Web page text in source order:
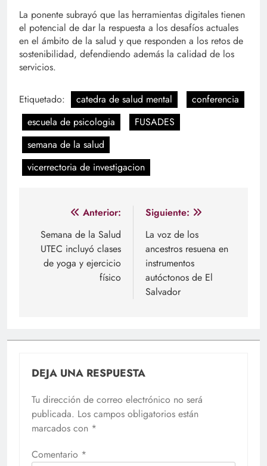
La ponente subrayó que las herramientas digitales tienen
el potencial de dar la respuesta a los desafíos actuales
en el ámbito de la salud y que responden a los retos de
sostenibilidad, defendiendo además la calidad de los
servicios.
Etiquetado: catedra de salud mental
conferencia
escuela de psicologia
FUSADES
semana de la salud
vicerrectoria de investigacion
Navegación
de
entradas
Anterior:
Semana de la Salud
UTEC incluyó clases
de yoga y ejercicio
físico
Siguiente:
La voz de los
ancestros resuena en
instrumentos
autóctonos de El
Salvador
DEJA UNA RESPUESTA
Tu dirección de correo electrónico no será
publicada. Los campos obligatorios están
marcados con *
Comentario *